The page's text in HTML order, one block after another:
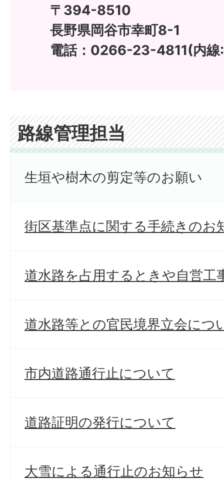
〒394-8510
長野県岡谷市幸町8-1
電話：0266-23-4811(内線
路線管理担当
生垣や樹木の剪定等のお願い
街区基準点に関する手続きのお
道水路を占用するときや自営工
道水路等との官民境界立会につ
市内道路通行止について
道路証明の発行について
大雪による通行止のお知らせ